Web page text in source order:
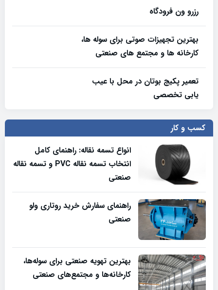
رزرو ون فرودگاه
بهترین تجهیزات صوتی برای سوله‌ ها،
کارخانه‌ ها و مجتمع‌ های صنعتی
تعمیر پکیج بوتان در محل با عیب
یابی تخصصی
کسب و کار
انواع تسمه نقاله: راهنمای کامل
انتخاب تسمه نقاله PVC و تسمه نقاله
صنعتی
راهنمای سفارش خرید روتاری ولو
صنعتی
بهترین تهویه صنعتی برای سوله‌ها،
کارخانه‌ها و مجتمع‌های صنعتی